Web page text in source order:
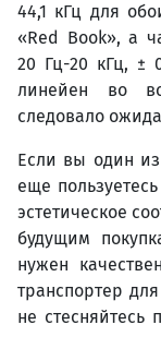
44,1 кГц для
«Red Book», а
20 Гц-20 кГц, ±
линейен во
следовало
Если вы один
еще
эстетическое
будущим
нужен
транспортер
не стесняйтесь